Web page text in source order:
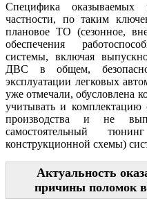
Специфика
частности, по таким
плановое ТО (сезонное,
обеспечения
системы, включая
ДВС в общем,
эксплуатации легковых
уже отмечали, обусловлена
учитывать и комплектацию
производства и не
самостоятельный
конструкционной схемы)
Актуальность
причины поломок